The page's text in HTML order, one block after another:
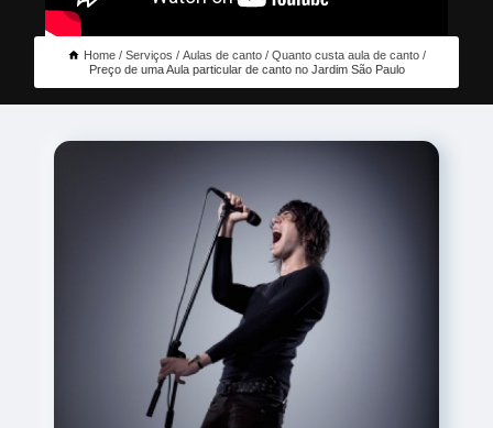
Home Serviços Aulas de canto
Quanto custa aula de canto
Preço de uma Aula particular de canto no Jardim São Paulo